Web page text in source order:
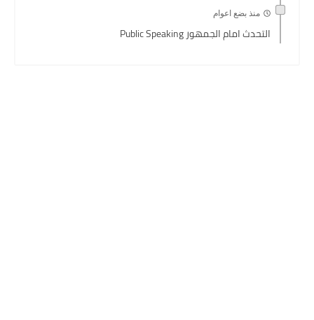
منذ بضع اعوام
التحدث امام الجمهور Public Speaking